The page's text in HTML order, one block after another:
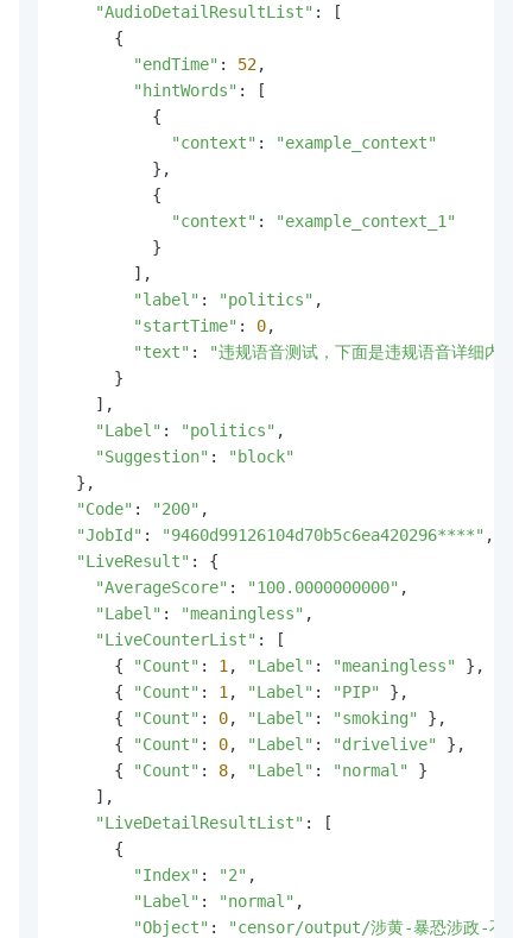
"AudioDetailResultList" : [
      {
"endTime" : 52,
"hintWords" : [
          {
"context" :
"example_context"
          },
          {
"context" :
"example_context_1"
          }
        ],
"label" : "politics" ,
"startTime" : 0,
"text" :
"违规语音测试，下面是违规语音详细内
      }
    ],
"Label" : "politics" ,
"Suggestion" :
"block"
  },
"Code" : "200" ,
"JobId" : "9460d99126104d70b5c6ea420296****" ,
"LiveResult" : {
"AverageScore" : "100.0000000000" ,
"Label" : "meaningless" ,
"LiveCounterList" : [
      {
"Count" : 1 , "Label" : "meaningless"
},
      {
"Count" : 1 , "Label" : "PIP"
},
      {
"Count" : 0, "Label" : "smoking"
},
      {
"Count" : 0, "Label" : "drivelive"
},
      {
"Count" : 8, "Label" : "normal"
}
    ],
"LiveDetailResultList" : [
      {
"Index" : "2" ,
"Label" : "normal" ,
"Object" :
"censor/output/涉黄-暴恐涉政-不良